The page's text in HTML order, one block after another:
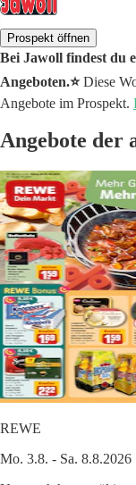
Prospekt öffnen
Bei Jawoll findest du
Angeboten.⭐️Diese
Angebote im Prospekt.
Angebote der
REWE
Mo. 3.8. - Sa. 8.8.2026